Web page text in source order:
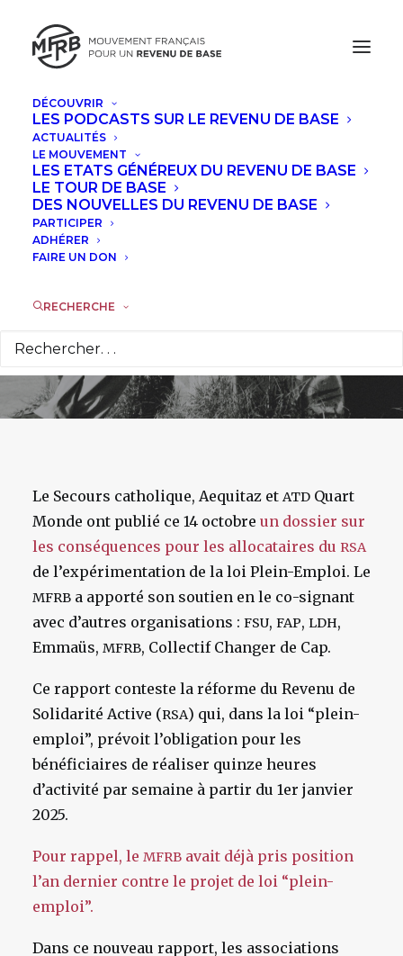
DÉCOUVRIR
LES PODCASTS SUR LE REVENU DE BASE
ACTUALITÉS
LE MOUVEMENT
LES ETATS GÉNÉREUX DU REVENU DE BASE
LE TOUR DE BASE
DES NOUVELLES DU REVENU DE BASE
PARTICIPER
ADHÉRER
FAIRE UN DON
RECHERCHE
Le MFRB apporte
son soutien au
premier bilan des
expérimentations
14 OCTOBRE 2024
Le Secours catholique, Aequitaz et ATD Quart
Monde ont publié ce 14 octobre un dossier sur
les conséquences pour les allocataires du RSA
de l’expérimentation de la loi Plein-Emploi. Le
MFRB a apporté son soutien en le co-signant
avec d’autres organisations : FSU, FAP, LDH,
Emmaüs, MFRB, Collectif Changer de Cap.
Ce rapport conteste la réforme du Revenu de
Solidarité Active (RSA) qui, dans la loi “plein-
emploi”, prévoit l’obligation pour les
bénéficiaires de réaliser quinze heures
d’activité par semaine à partir du 1er janvier
2025.
Pour rappel, le MFRB avait déjà pris position
l’an dernier contre le projet de loi “plein-
emploi”.
Dans ce nouveau rapport, les associations